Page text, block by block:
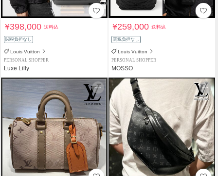
¥398,000送料込
関税負担なし
Louis Vuitton
PERSONAL SHOPPER
Luxe Lilly
¥259,000送料込
関税負担なし
Louis Vuitton
PERSONAL SHOPPER
MOSSO